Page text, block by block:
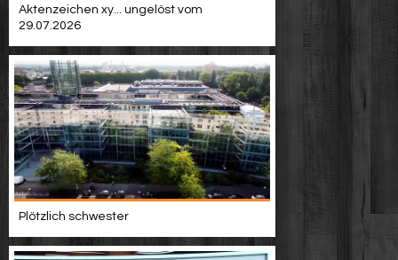
Aktenzeichen xy... ungelöst vom
29.07.2026
Plötzlich schwester